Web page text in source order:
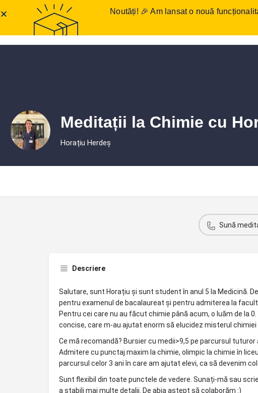
Meditații la Chimie cu
Horațiu Herdeș
Sună
Descriere
Salutare, sunt Horațiu și sunt student în anul 5 la Medicină.
pentru examenul de bacalaureat și pentru admiterea la
Pentru cei care nu au făcut chimie până acum, o luăm de la
concise, care m-au ajutat enorm să elucidez misterul chimiei
Ce mă recomandă? Bursier cu medii>9,5 pe parcursul
Admitere cu punctaj maxim la chimie, olimpic la chimie în
parcursul celor 3 ani în care am ajutat elevi, ca să devenim
Sunt flexibil din toate punctele de vedere. Sunați-mă sau
a stabili mai multe detalii. De abia aștept să colaborăm :)
Noutăți! 🎉 Am lansat o nouă